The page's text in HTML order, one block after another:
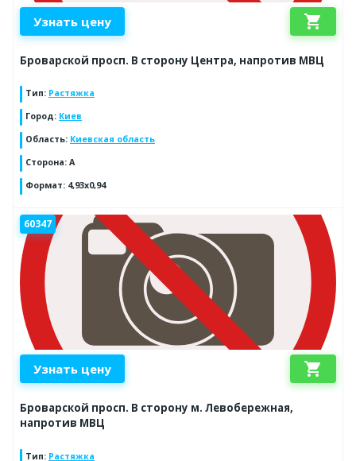
Узнать цену shopping_cart
Броварской просп. В сторону Центра, напротив МВЦ
Тип: Растяжка
Город: Киев
Область: Киевская область
Сторона: A
Формат: 4,93x0,94
60347
Узнать цену shopping_cart
Броварской просп. В сторону м. Левобережная,
напротив МВЦ
Тип: Растяжка